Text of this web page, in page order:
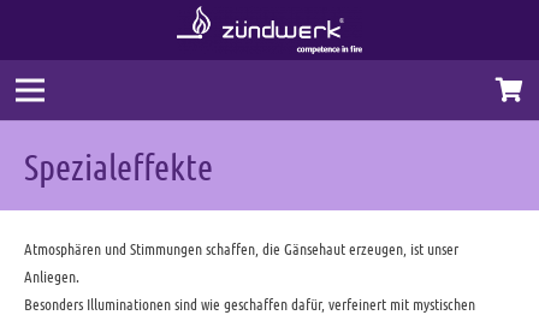
Spezialeffekte
Atmosphären und Stimmungen schaffen, die Gänsehaut erzeugen, ist unser
Anliegen.
Besonders Illuminationen sind wie geschaffen dafür, verfeinert mit mystischen